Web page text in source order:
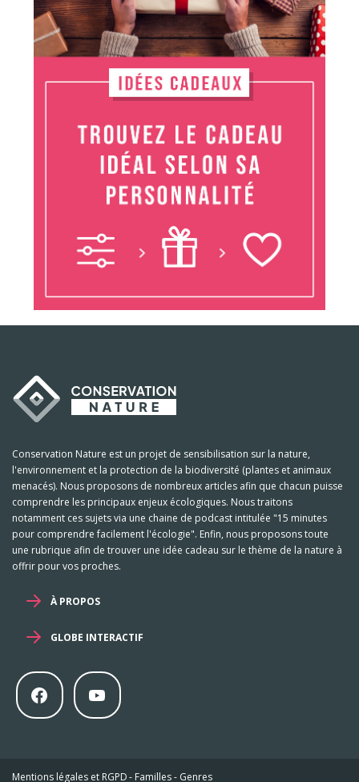
Conservation Nature est un projet de sensibilisation sur la nature,
l'environnement et la protection de la biodiversité (plantes et animaux
menacés). Nous proposons de nombreux articles afin que chacun puisse
comprendre les principaux enjeux écologiques. Nous traitons
notamment ces sujets via une chaine de podcast intitulée "15 minutes
pour comprendre facilement l'écologie". Enfin, nous proposons toute
une rubrique afin de trouver une idée cadeau sur le thème de la nature à
offrir pour vos proches.
À PROPOS
GLOBE INTERACTIF
Mentions légales et RGPD- Familles- Genres